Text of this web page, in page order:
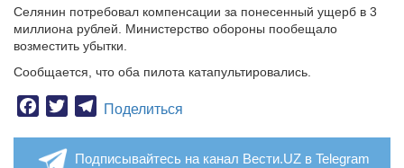
Селянин потребовал компенсации за понесенный ущерб в 3
миллиона рублей. Министерство обороны пообещало
возместить убытки.
Сообщается, что оба пилота катапультировались.
Facebook
TwitterTelegram
Поделиться
Подписывайтесь на канал Вести.UZ в Telegram